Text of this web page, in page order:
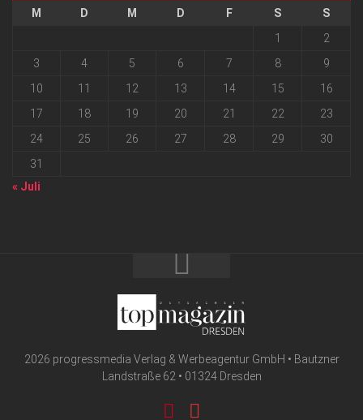
M D M D F S
S
1
2
3
4 5 6 7 8
9
10
11 12 13 14 15
16
17
18 19 20 21 22
23
24
25 26 27 28 29
30
31
« Juli
2026 progressmedia Verlag & Werbeagentur GmbH • Bautzner
Landstraße 62 • 01324 Dresden